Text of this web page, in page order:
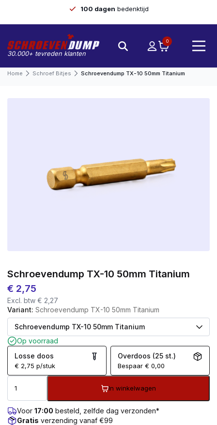
100 dagen bedenktijd
30.000+ tevreden klanten
0
Home Schroef Bitjes Schroevendump TX-10 50mm Titanium
Schroevendump TX-10 50mm Titanium
€ 2,75
Excl. btw € 2,27
Variant: Schroevendump TX-10 50mm Titanium
Op voorraad
Losse doos
€ 2,75 p/stuk
Overdoos (25 st.)
Bespaar€ 0,00
In winkelwagen
Voor 17:00 besteld, zelfde dag verzonden*
Gratis verzending vanaf €99